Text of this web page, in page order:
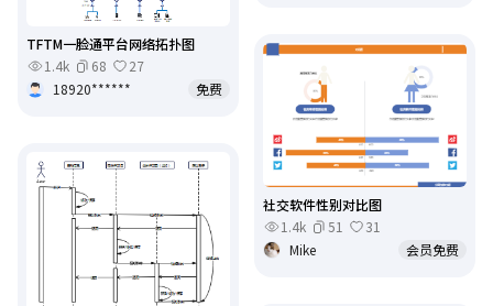
TFTM一脸通平台网络拓扑图
1.4k
68
27
18920******
免费
社交软件性别对比图
1.4k
51
31
Mike
会员免费